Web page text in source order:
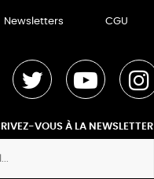
Newsletters CGU
Twitter YouTube
VOUS À LA NEWSLETTER